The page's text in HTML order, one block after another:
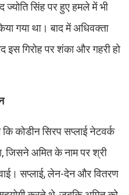
सिंह पर हुए हमले में भी
गया था। बाद में अधिवक्ता
इस गिरोह पर शंका और गहरी हो
कोडीन सिरप सप्लाई नेटवर्क
जिसने अमित के नाम पर श्री
सप्लाई, लेन-देन और वितरण